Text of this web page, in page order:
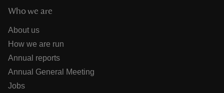
Who we are
About us
How we are run
Annual reports
Annual General Meeting
Jobs